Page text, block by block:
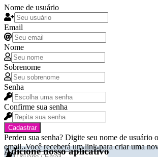
Nome de usuário
Email
Nome
Sobrenome
Senha
Confirme sua senha
Cadastrar
Perdeu sua senha? Digite seu nome de usuário
email. Você receberá um link para criar uma
Adicione nosso aplicativo